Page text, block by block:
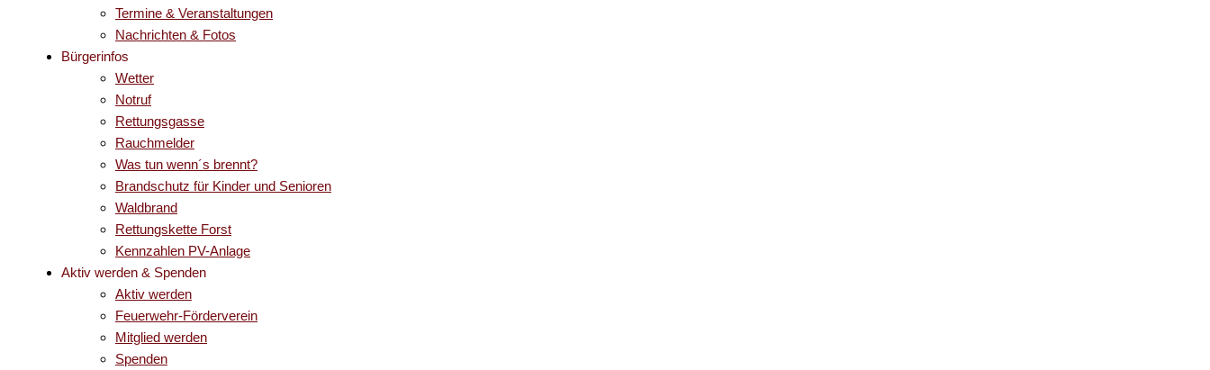
Termine & Veranstaltungen
Nachrichten & Fotos
Bürgerinfos
Wetter
Notruf
Rettungsgasse
Rauchmelder
Was tun wenn´s brennt?
Brandschutz für Kinder und Senioren
Waldbrand
Rettungskette Forst
Kennzahlen PV-Anlage
Aktiv werden & Spenden
Aktiv werden
Feuerwehr-Förderverein
Mitglied werden
Spenden